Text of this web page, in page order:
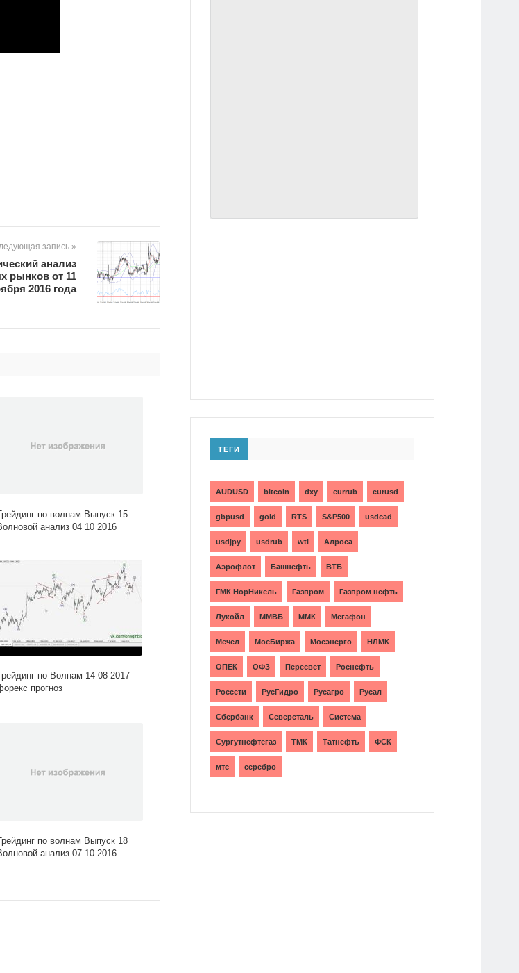
запись »
анализ
рынков от 11
2016 года
по волнам Выпуск 15
анализ 04 10 2016
по Волнам 14 08 2017
прогноз
по волнам Выпуск 18
анализ 07 10 2016
ТЕГИ
AUDUSD bitcoin dxy eurrub eurusd
gbpusd gold RTS S&P500 usdcad
usdjpy usdrub wti Алроса
Аэрофлот Башнефть ВТБ
ГМК НорНикель Газпром Газпром нефть
Лукойл ММВБ ММК Мегафон
Мечел МосБиржа Мосэнерго НЛМК
ОПЕК ОФЗ Пересвет Роснефть
Россети РусГидро Русагро Русал
Сбербанк Северсталь Система
Сургутнефтегаз ТМК Татнефть ФСК
мтс серебро